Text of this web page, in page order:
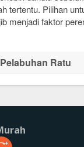
tertentu. Pilihan
menjadi faktor
Ratu